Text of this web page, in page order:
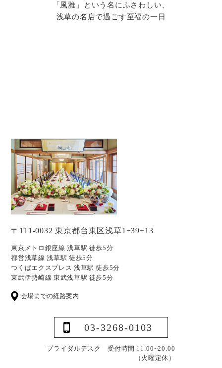
「風雅」という名にふさわしい、
浅草の名店で過ごす至福の一日
〒111-0032 東京都台東区浅草1−39−13
東京メトロ銀座線 浅草駅 徒歩5分
都営浅草線 浅草駅 徒歩5分
つくばエクスプレス 浅草駅 徒歩5分
東武伊勢崎線 東武浅草駅 徒歩5分
会場までの経路案内
03-3268-0103
ブライダルデスク 受付時間 11:00~20:00
（火曜定休）